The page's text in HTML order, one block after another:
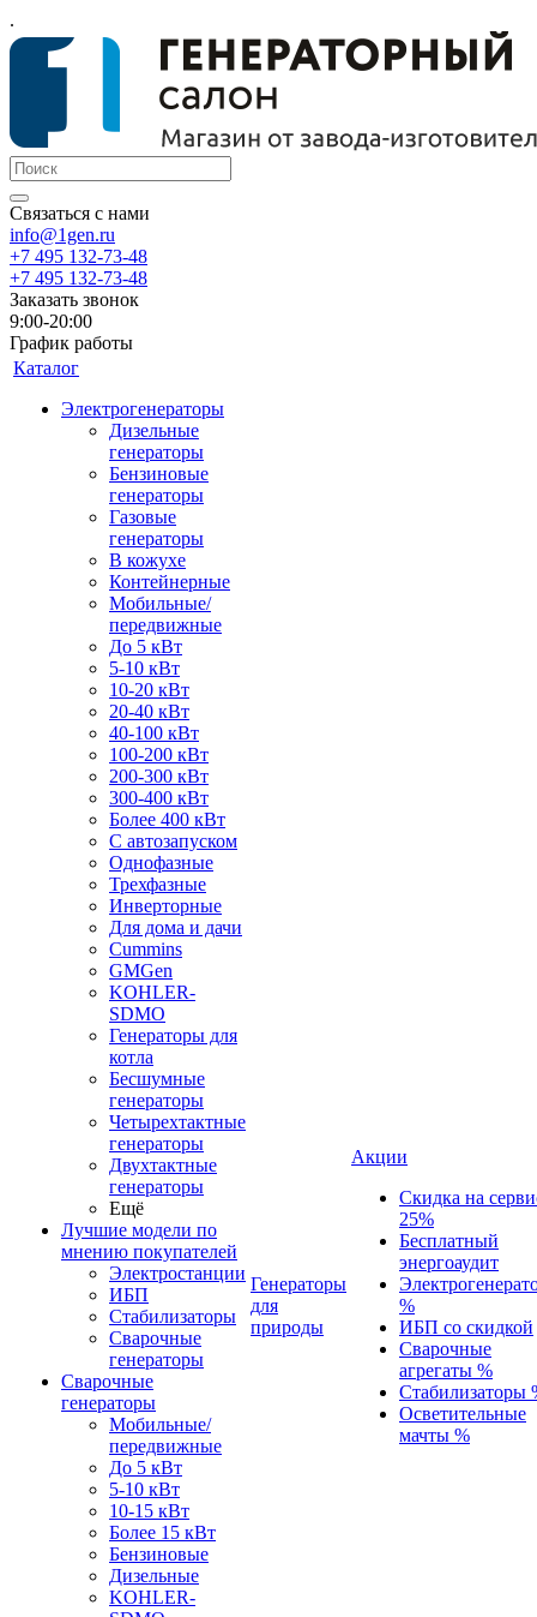
.
Связаться с нами
info@1gen.ru
+7 495 132-73-48
+7 495 132-73-48
Заказать звонок
9:00-20:00
График работы
Каталог
Электрогенераторы
Дизельные
генераторы
Бензиновые
генераторы
Газовые
генераторы
В кожухе
Контейнерные
Мобильные/
передвижные
До 5 кВт
5-10 кВт
10-20 кВт
20-40 кВт
40-100 кВт
100-200 кВт
200-300 кВт
300-400 кВт
Более 400 кВт
С автозапуском
Однофазные
Трехфазные
Инверторные
Для дома и дачи
Cummins
GMGen
KOHLER-
SDMO
Генераторы для
котла
Бесшумные
генераторы
Четырехтактные
генераторы
Двухтактные
генераторы
Ещё
Лучшие модели по
мнению покупателей
Электростанции
ИБП
Стабилизаторы
Сварочные
генераторы
Сварочные
генераторы
Мобильные/
передвижные
До 5 кВт
5-10 кВт
10-15 кВт
Более 15 кВт
Бензиновые
Дизельные
KOHLER-
Генераторы
для
природы
Акции
Скидка на
25%
Бесплатный
энергоаудит
%
ИБП со скидкой
Сварочные
агрегаты %
Стабилизаторы
Осветительные
мачты %